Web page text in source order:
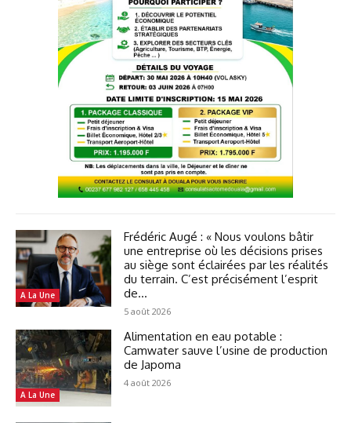
A La Une
Frédéric Augé : « Nous voulons bâtir
une entreprise où les décisions prises
au siège sont éclairées par les réalités
du terrain. C’est précisément l’esprit
de...
5 août 2026
A La Une
Alimentation en eau potable :
Camwater sauve l’usine de production
de Japoma
4 août 2026